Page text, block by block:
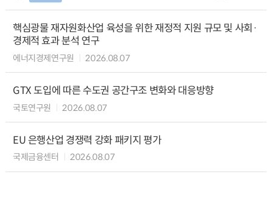
핵심광물 재자원화산업 육성을 위한 재정적 지원 규모 및 사회·
경제적 효과 분석 연구
에너지경제연구원 2026.08.07
GTX 도입에 따른 수도권 공간구조 변화와 대응방향
국토연구원 2026.08.07
EU 은행산업 경쟁력 강화 패키지 평가
국제금융센터 2026.08.07